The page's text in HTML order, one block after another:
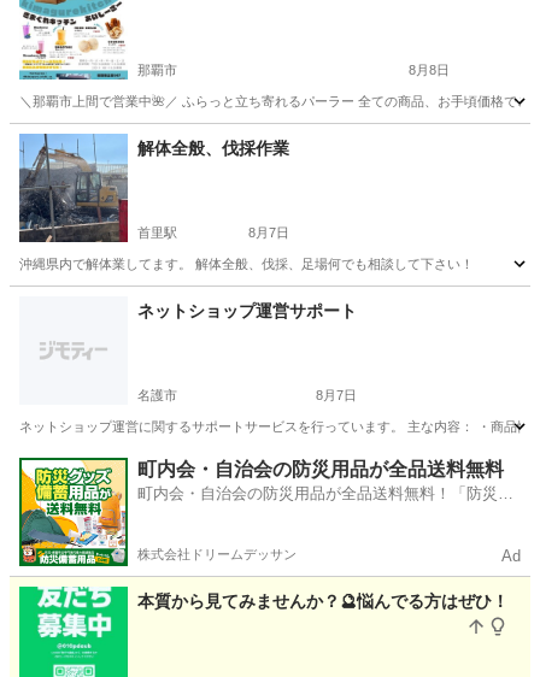
那覇市 8月8日
＼那覇市上間で営業中🌺／ ふらっと立ち寄れるパーラー 全ての商品、お手頃価格で
沖縄 那覇市 その他 チュロス
解体全般、伐採作業
首里駅 8月7日
沖縄県内で解体業してます。 解体全般、伐採、足場何でも相談して下さい！
首里駅 その他
ネットショップ運営サポート
名護市 8月7日
ネットショップ運営に関するサポートサービスを行っています。 主な内容： ・商品
沖縄 名護市 その他 ネットショップ
町内会・自治会の防災用品が全品送料無料
町内会・自治会の防災用品が全品送料無料！「防災備
株式会社ドリームデッサン Ad
本質から見てみませんか？🔮悩んでる方はぜひ！